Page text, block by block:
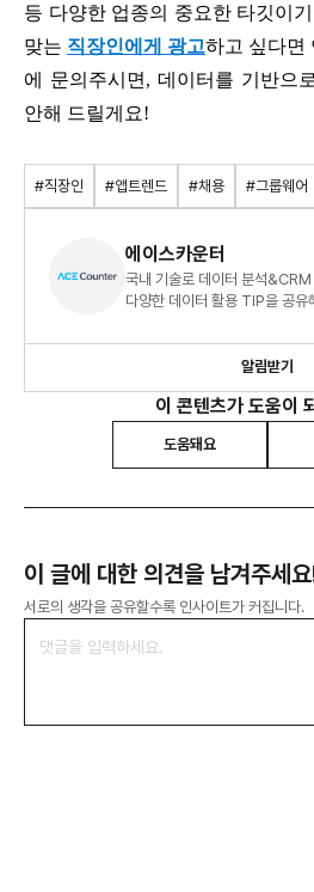
등 다양한 업종의 중요한 타깃이
맞는 직장인에게 광고하고 싶다면
에 문의주시면 , 데이터를 기반으
안해 드릴게요!
#직장인 #앱트렌드 #채용 #그룹웨어
에이스카운터
국내 기술로 데이터 분석
다양한 데이터 활용 TIP을 공유
알림받기
이 콘텐츠가 도움이
도움돼요
이 글에 대한 의견을 남겨주세
서로의 생각을 공유할수록 인사이트가 커집니다.